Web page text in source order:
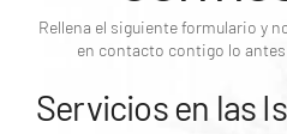
Rellena el siguiente formulario y
en contacto contigo lo
Servicios en las